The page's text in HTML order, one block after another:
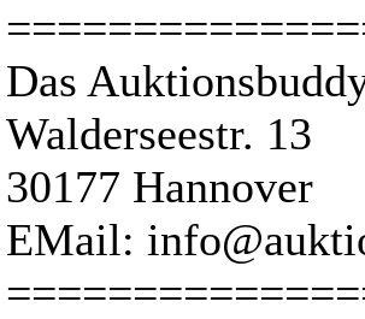
Das
Walderseestr. 13
30177 Hannover
EMail: